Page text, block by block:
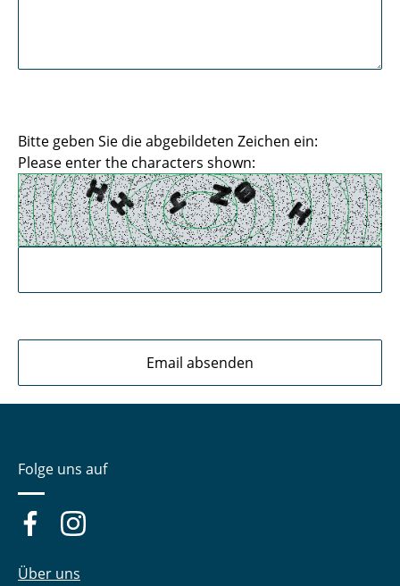
Bitte geben Sie die abgebildeten Zeichen ein:
Please enter the characters shown:
Folge uns auf
Über uns